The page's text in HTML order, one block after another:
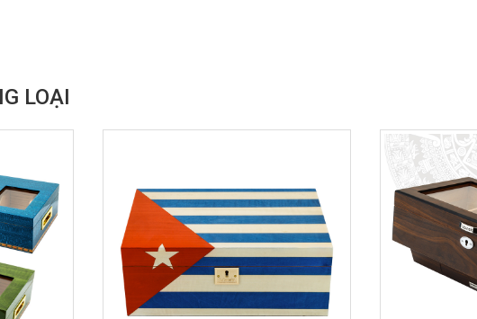
LOẠI